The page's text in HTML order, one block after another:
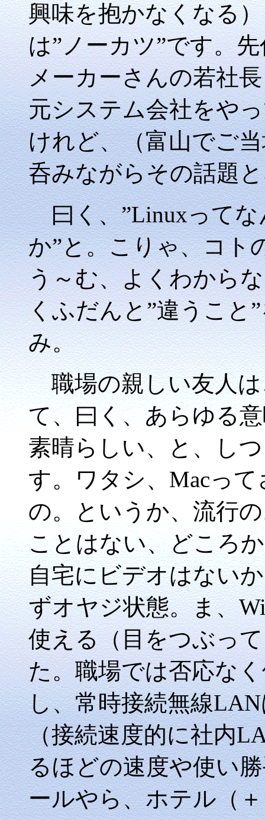
興味を抱かなくなる
は”ノーカツ”です。
メーカーさんの若社
元システム会社をや
けれど、（富山でご
呑みながらその話題
曰く、”Linuxってな
か”と。こりゃ、コト
う～む、よくわから
くふだんと”違うこと
み。
職場の親しい友人は
て、曰く、あらゆる
素晴らしい、と、し
す。ワタシ、Macっ
の。というか、流行
ことはない、どころ
自宅にビデオはない
ずオヤジ状態。ま、
使える（目をつぶっ
た。職場では否応な
し、常時接続無線
（接続速度的に社内
るほどの速度や使い
ールやら、ホテル（